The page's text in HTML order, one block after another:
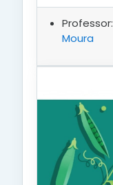
Professor:
Moura